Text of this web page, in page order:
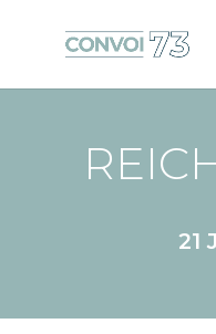
21